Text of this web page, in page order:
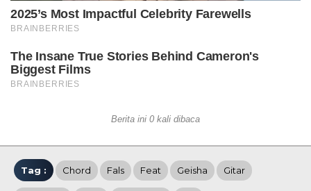
Berita ini 0 kali dibaca
Tag : Chord Fals Feat Geisha Gitar